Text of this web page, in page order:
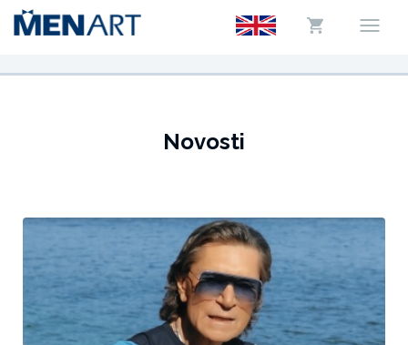
Novosti